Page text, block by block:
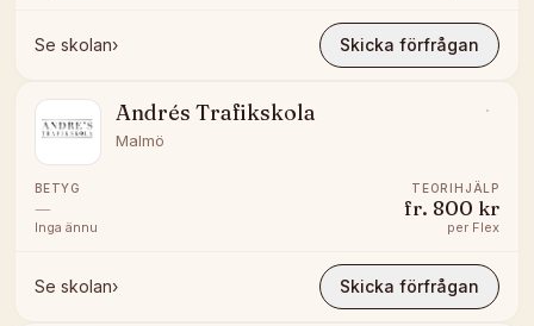
Se skolan› Skicka förfrågan
Andrés Trafikskola
Malmö
BETYG
—
Inga ännu
TEORIHJÄLP
fr. 800 kr
per Flex
Se skolan› Skicka förfrågan